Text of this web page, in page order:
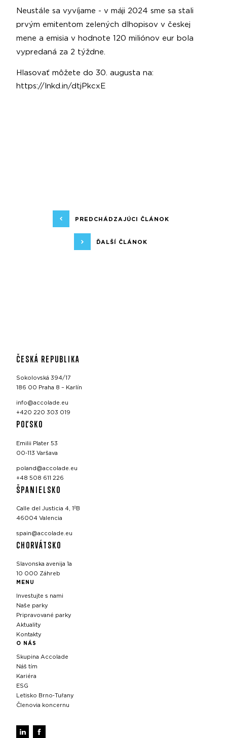
Neustále sa vyvíjame - v máji 2024 sme sa stali
prvým emitentom zelených dlhopisov v českej
mene a emisia v hodnote 120 miliónov eur bola
vypredaná za 2 týždne.
Hlasovať môžete do 30. augusta na:
https://lnkd.in/dtjPkcxE
PREDCHÁDZAJÚCI ČLÁNOK
ĎALŠÍ ČLÁNOK
ČESKÁ REPUBLIKA
Sokolovská 394/17
186 00 Praha 8 – Karlín
info@accolade.eu
+420 220 303 019
POĽSKO
Emilii Plater 53
00-113 Varšava
poland@accolade.eu
+48 508 611 226
ŠPANIELSKO
Calle del Justicia 4, 1ºB
46004 Valencia
spain@accolade.eu
CHORVÁTSKO
Slavonska avenija 1a
10 000 Záhreb
MENU
Investujte s nami
Naše parky
Pripravované parky
Aktuality
Kontakty
O NÁS
Skupina Accolade
Náš tím
Kariéra
ESG
Letisko Brno‑Tuřany
Členovia koncernu